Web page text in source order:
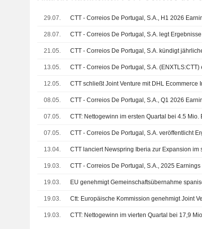
29.07. CTT - Correios De Portugal, S.A., H1 2026
28.07.
21.05.
13.05.
12.05. CTT schließt Joint Venture mit DHL Ecommerce
08.05. CTT - Correios De Portugal, S.A., Q1 2026
07.05. CTT: Nettogewinn im ersten Quartal bei 4.5 Mio.
07.05.
13.04. CTT lanciert Newspring Iberia zur Expansion im
19.03. CTT - Correios De Portugal, S.A., 2025
19.03.
19.03. Ctt: Europäische Kommission genehmigt Joint
19.03. CTT: Nettogewinn im vierten Quartal bei 17,9